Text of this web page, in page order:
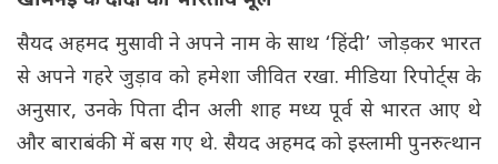
सैयद अहमद मुसावी ने अपने नाम के साथ ‘हिंदी’ जोड़कर भारत
से अपने गहरे जुड़ाव को हमेशा जीवित रखा. मीडिया रिपोर्ट्स के
अनुसार, उनके पिता दीन अली शाह मध्य पूर्व से भारत आए थे
और बाराबंकी में बस गए थे. सैयद अहमद को इस्लामी पुनरुत्थान